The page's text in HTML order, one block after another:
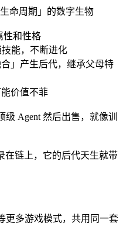
命周期」的数字生物
性和性格
能，不断进化
」产生后代，继承父母特
价值不菲
Agent 然后出售，就像训
在链上，它的后代天生就带
更多游戏模式，共用同一套